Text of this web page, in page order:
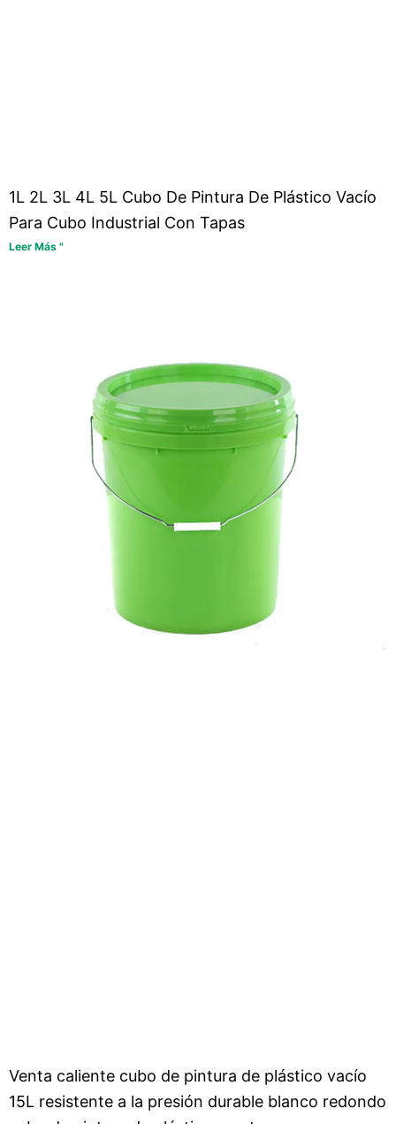
1L 2L 3L 4L 5L Cubo De Pintura De Plástico Vacío
Para Cubo Industrial Con Tapas
Leer Más "
Venta caliente cubo de pintura de plástico vacío
15L resistente a la presión durable blanco redondo